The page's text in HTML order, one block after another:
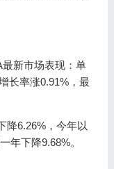
新市场表现：单
长率涨0.91%，最
降6.26%，今年以
年下降9.68%。